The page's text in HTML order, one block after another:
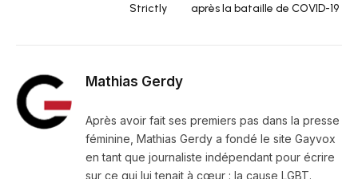
Strictly
après la bataille de COVID-19
Mathias Gerdy
Après avoir fait ses premiers pas dans la presse
féminine, Mathias Gerdy a fondé le site Gayvox
en tant que journaliste indépendant pour écrire
sur ce qui lui tenait à cœur : la cause LGBT.